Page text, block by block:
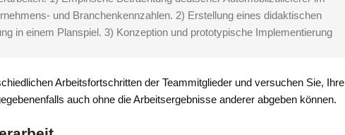
und Branchenkennzahlen. 2) Erstellung eines didaktischen
in einem Planspiel. 3) Konzeption und prototypische Implementierung
Arbeitsfortschritten der Teammitglieder und versuchen Sie, Ihre
auch ohne die Arbeitsergebnisse anderer abgeben können.